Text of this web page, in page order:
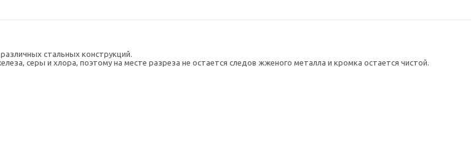
стальных конструкций.
серы и хлора, поэтому на месте разреза не остается следов жженого металла и кромка остается чистой.